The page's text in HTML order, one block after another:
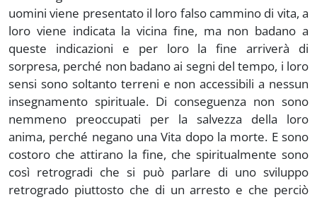
uomini viene presentato il loro falso cammino di vita, a
loro viene indicata la vicina fine, ma non badano a
queste indicazioni e per loro la fine arriverà di
sorpresa, perché non badano ai segni del tempo, i loro
sensi sono soltanto terreni e non accessibili a nessun
insegnamento spirituale. Di conseguenza non sono
nemmeno preoccupati per la salvezza della loro
anima, perché negano una Vita dopo la morte. E sono
costoro che attirano la fine, che spiritualmente sono
così retrogradi che si può parlare di uno sviluppo
retrogrado piuttosto che di un arresto e che perciò